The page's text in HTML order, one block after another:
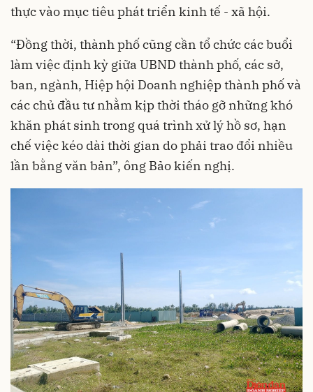
thực vào mục tiêu phát triển kinh tế - xã hội.
“Đồng thời, thành phố cũng cần tổ chức các buổi
làm việc định kỳ giữa UBND thành phố, các sở,
ban, ngành, Hiệp hội Doanh nghiệp thành phố và
các chủ đầu tư nhằm kịp thời tháo gỡ những khó
khăn phát sinh trong quá trình xử lý hồ sơ, hạn
chế việc kéo dài thời gian do phải trao đổi nhiều
lần bằng văn bản”, ông Bảo kiến nghị.